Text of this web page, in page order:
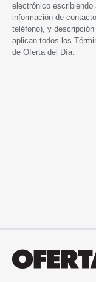
electrónico escribiendo
información de
teléfono), y
aplican todos los
de Oferta del Día.